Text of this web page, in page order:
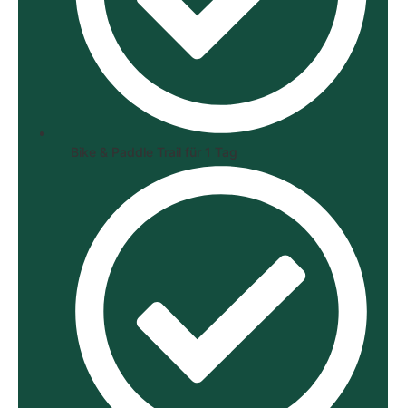
Bike & Paddle Trail für 1 Tag